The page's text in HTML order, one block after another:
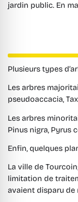
jardin public. En
Plusieurs types
Les arbres
pseudoaccacia,
Les arbres
Pinus nigra, Pyrus
Enfin, quelques
La ville de
limitation de
avaient disparu de